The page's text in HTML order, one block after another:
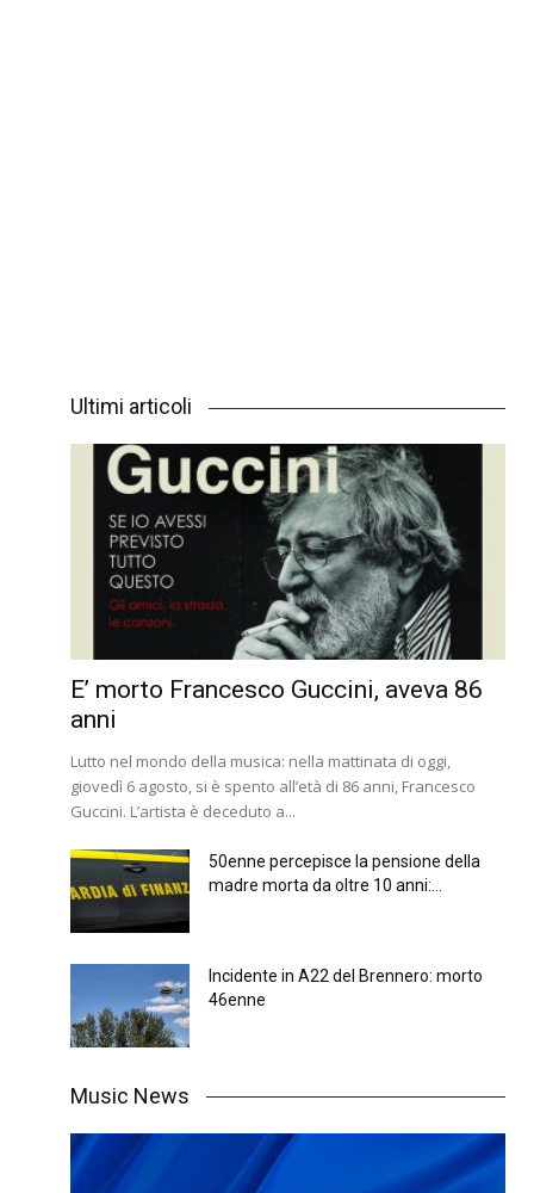
Ultimi articoli
E’ morto Francesco Guccini, aveva 86
anni
Lutto nel mondo della musica: nella mattinata di oggi,
giovedì 6 agosto, si è spento all’età di 86 anni, Francesco
Guccini. L’artista è deceduto a...
50enne percepisce la pensione della
madre morta da oltre 10 anni:...
Incidente in A22 del Brennero: morto
46enne
Music News